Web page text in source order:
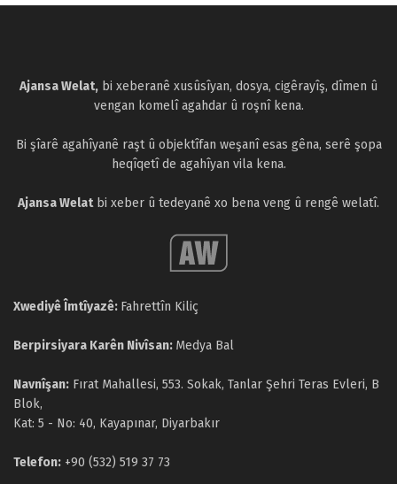
Ajansa Welat, bi xeberanê xusûsîyan, dosya, cigêrayîş, dîmen û
vengan komelî agahdar û roşnî kena.
Bi şîarê agahîyanê raşt û objektîfan weşanî esas gêna, serê şopa
heqîqetî de agahîyan vila kena.
Ajansa Welatbi xeber û tedeyanê xo bena veng û rengê welatî.
Xwediyê Îmtîyazê: Fahrettîn Kiliç
Berpirsiyara Karên Nivîsan: Medya Bal
Navnîşan: Fırat Mahallesi, 553. Sokak, Tanlar Şehri Teras Evleri, B
Blok,
Kat: 5 - No: 40, Kayapınar, Diyarbakır
Telefon: +90 (532) 519 37 73